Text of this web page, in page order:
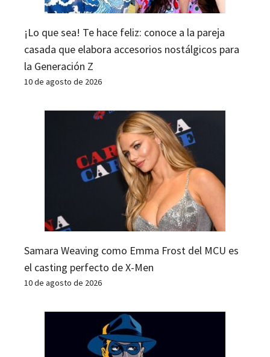
¡Lo que sea! Te hace feliz: conoce a la pareja
casada que elabora accesorios nostálgicos para
la Generación Z
10 de agosto de 2026
Samara Weaving como Emma Frost del MCU es
el casting perfecto de X-Men
10 de agosto de 2026